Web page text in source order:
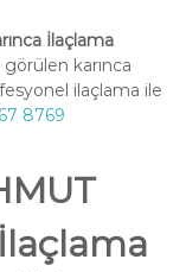
İlaçlama
karınca
ilaçlama ile
8769